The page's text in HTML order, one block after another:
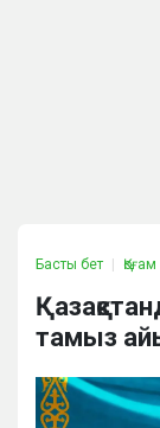
Басты бет Қоғам
тамыз